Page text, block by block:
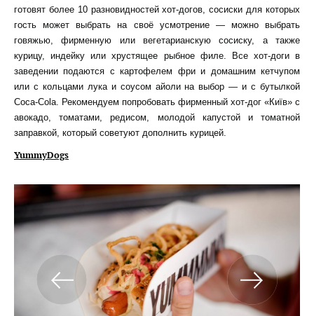
готовят более 10 разновидностей хот-догов, сосиски для которых
гость может выбрать на своё усмотрение — можно выбрать
говяжью, фирменную или вегетарианскую сосиску, а также
курицу, индейку или хрустящее рыбное филе. Все хот-доги в
заведении подаются с картофелем фри и домашним кетчупом
или с кольцами лука и соусом айоли на выбор — и с бутылкой
Coca-Cola. Рекомендуем попробовать фирменный хот-дог «Київ» с
авокадо, томатами, редисом, молодой капустой и томатной
заправкой, который советуют дополнить курицей.
YummyDogs